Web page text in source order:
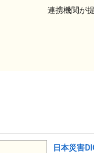
連携機関が
日本災害